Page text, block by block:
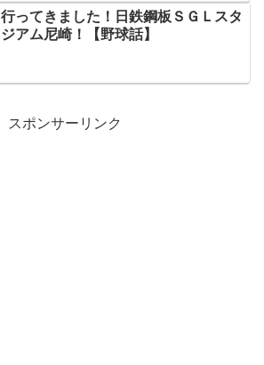
行ってきました！日鉄鋼板ＳＧＬスタ
ジアム尼崎！【野球話】
スポンサーリンク